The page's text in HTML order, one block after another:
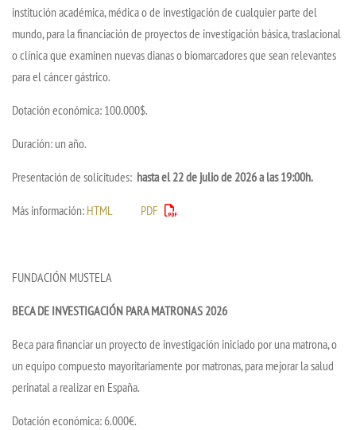
institución académica, médica o de investigación de cualquier parte del
mundo, para la financiación de proyectos de investigación básica, traslacional
o clínica que examinen nuevas dianas o biomarcadores que sean relevantes
para el cáncer gástrico.
Dotación económica: 100.000$.
Duración: un año.
Presentación de solicitudes: hasta el 22 de julio de 2026 a las 19:00h.
Más información: HTML PDF
FUNDACIÓN MUSTELA
BECA DE INVESTIGACIÓN PARA MATRONAS 2026
Beca para financiar un proyecto de investigación iniciado por una matrona, o
un equipo compuesto mayoritariamente por matronas, para mejorar la salud
perinatal a realizar en España.
Dotación económica: 6.000€.